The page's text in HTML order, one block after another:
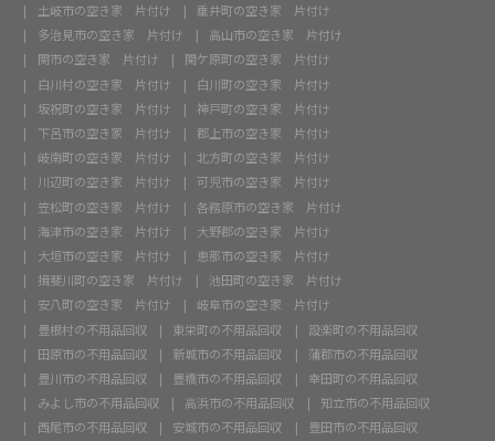
土岐市の空き家 片付け
垂井町の空き家 片付け
多治見市の空き家 片付け
高山市の空き家 片付け
関市の空き家 片付け
関ケ原町の空き家 片付け
白川村の空き家 片付け
白川町の空き家 片付け
坂祝町の空き家 片付け
神戸町の空き家 片付け
下呂市の空き家 片付け
郡上市の空き家 片付け
岐南町の空き家 片付け
北方町の空き家 片付け
川辺町の空き家 片付け
可児市の空き家 片付け
笠松町の空き家 片付け
各務原市の空き家 片付け
海津市の空き家 片付け
大野郡の空き家 片付け
大垣市の空き家 片付け
恵那市の空き家 片付け
揖斐川町の空き家 片付け
池田町の空き家 片付け
安八町の空き家 片付け
岐阜市の空き家 片付け
豊根村の不用品回収
東栄町の不用品回収
設楽町の不用品回収
田原市の不用品回収
新城市の不用品回収
蒲郡市の不用品回収
豊川市の不用品回収
豊橋市の不用品回収
幸田町の不用品回収
みよし市の不用品回収
高浜市の不用品回収
知立市の不用品回収
西尾市の不用品回収
安城市の不用品回収
豊田市の不用品回収